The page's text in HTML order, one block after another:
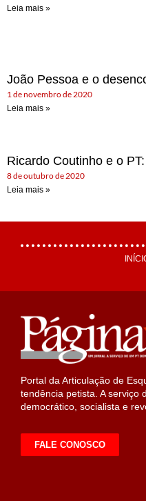
Leia mais »
João Pessoa e o
1 de novembro de 2020
Leia mais »
Ricardo Coutinho e o
8 de outubro de 2020
Leia mais »
Portal da Articulação de
tendência petista. A serviço
democrático, socialista e
FALE CONOSCO